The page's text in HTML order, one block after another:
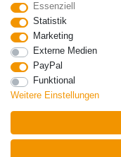
Essenziell
Statistik
Marketing
Externe Medien
PayPal
Funktional
Weitere Einstellungen